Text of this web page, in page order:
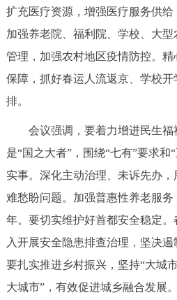
ITALIANO
扩充医疗资源，增强医疗服务供给
加强养老院、福利院、学校、大
管理，加强农村地区疫情防控。
保障，抓好春运人流返京、学校
排。
会议强调，要着力增进民生福
是“国之大者”，围绕“七有”要求和
实事。深化主动治理、未诉先办
难愁盼问题。加强普惠性养老服
年。要切实维护好首都安全稳定
入开展安全隐患排查治理，坚决遏
要扎实推进乡村振兴，坚持“大城
大城市”，有效促进城乡融合发展